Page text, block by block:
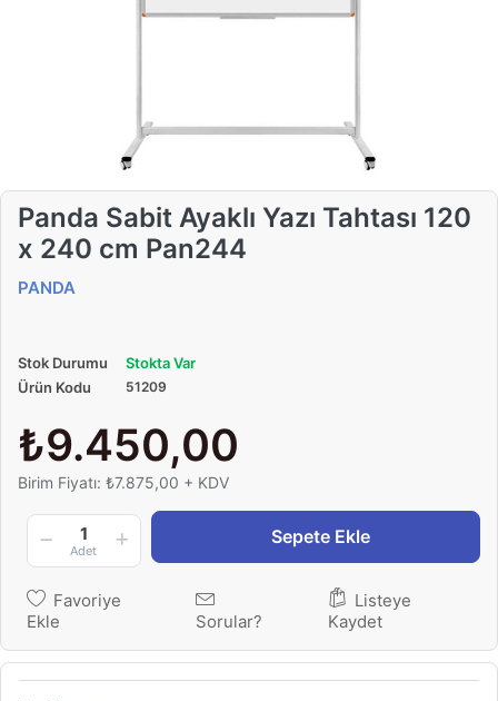
Panda Sabit Ayaklı Yazı Tahtası 120
x 240 cm Pan244
PANDA
Stok Durumu
Stokta Var
Ürün Kodu
51209
₺9.450,00
Birim Fiyatı: ₺7.875,00 + KDV
1
Adet
Sepete Ekle
Favoriye
Ekle
Sorular?
Listeye
Kaydet